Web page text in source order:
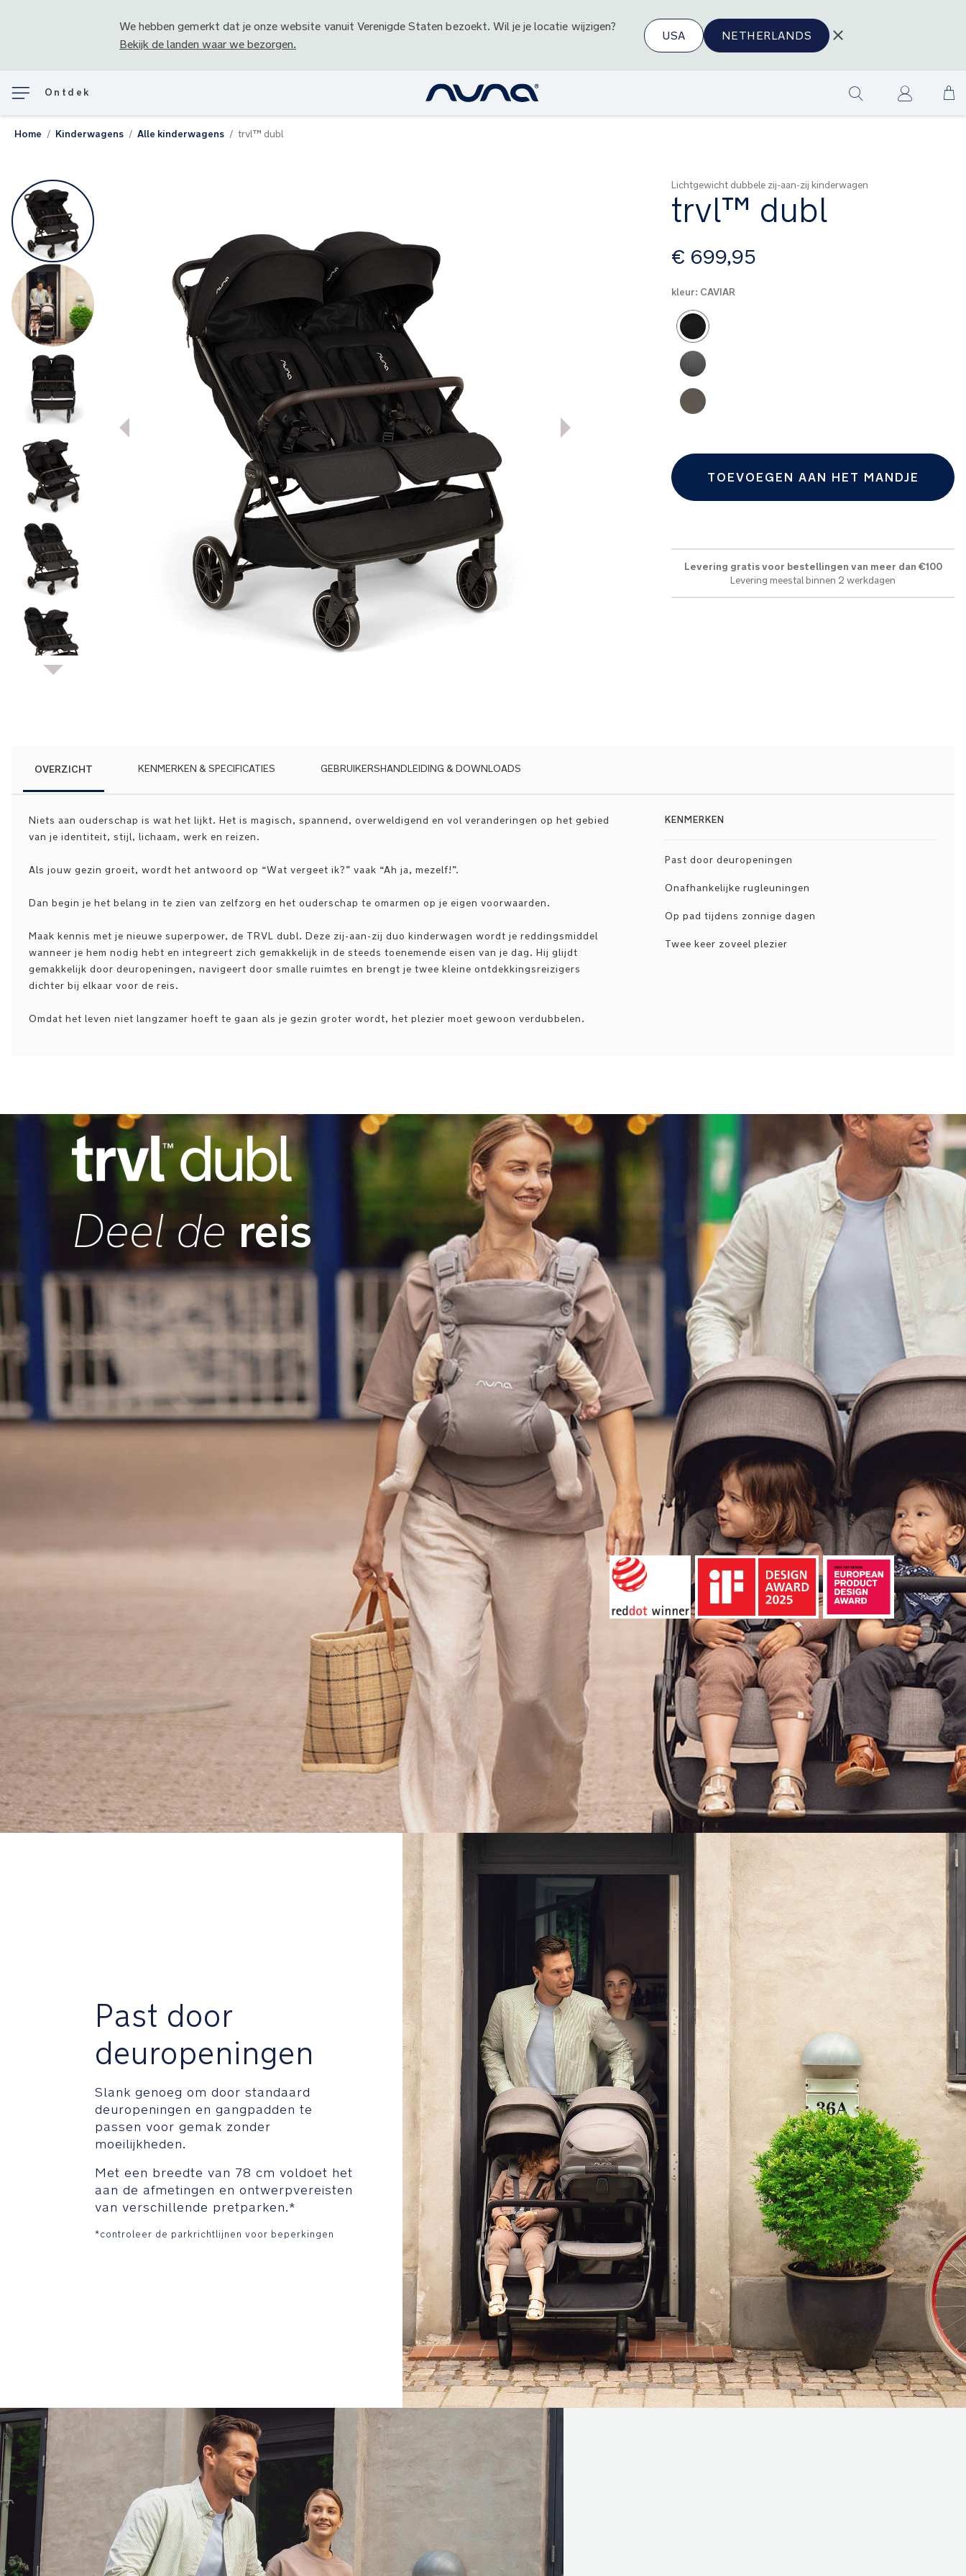
We hebben gemerkt dat je onze website vanuit Verenigde Staten bezoekt. Wil je je locatie wijzigen?
Bekijk de landen waar we bezorgen.
USA NETHERLANDS
Ga
Ontdek
Home Kinderwagens Alle kinderwagens trvl™ dubl
Lichtgewicht dubbele zij-aan-zij kinderwagen
trvl™ dubl
vanaf
€ 699,95
naar
het
einde
van
afbeeldingen-
gallerij
afbeeldingen-
kleur: CAVIAR
Product Fashions
TOEVOEGEN AAN HET MANDJE
Levering gratis voor bestellingen van meer dan €100
Levering meestal binnen 2 werkdagen
OVERZICHT
Niets aan ouderschap is wat het lijkt. Het is magisch, spannend, overweldigend en vol veranderingen op het gebied
van je identiteit, stijl, lichaam, werk en reizen.
Als jouw gezin groeit, wordt het antwoord op “Wat vergeet ik?” vaak “Ah ja, mezelf!”.
Dan begin je het belang in te zien van zelfzorg en het ouderschap te omarmen op je eigen voorwaarden.
Maak kennis met je nieuwe superpower, de TRVL dubl. Deze zij-aan-zij duo kinderwagen wordt je reddingsmiddel
wanneer je hem nodig hebt en integreert zich gemakkelijk in de steeds toenemende eisen van je dag. Hij glijdt
gemakkelijk door deuropeningen, navigeert door smalle ruimtes en brengt je twee kleine ontdekkingsreizigers
dichter bij elkaar voor de reis.
Omdat het leven niet langzamer hoeft te gaan als je gezin groter wordt, het plezier moet gewoon verdubbelen.
KENMERKEN
Past door deuropeningen
Onafhankelijke rugleuningen
Op pad tijdens zonnige dagen
Twee keer zoveel plezier
KENMERKEN & SPECIFICATIES GEBRUIKERSHANDLEIDING & DOWNLOADS
Deel de reis
Past door
deuropeningen
Slank genoeg om door standaard
deuropeningen en gangpadden te
passen voor gemak zonder
moeilijkheden.
Met een breedte van 78 cm voldoet het
aan de afmetingen en ontwerpvereisten
van verschillende pretparken.*
*controleer de parkrichtlijnen voor beperkingen